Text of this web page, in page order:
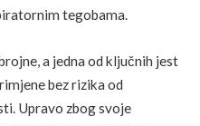
tegobama.
a jedna od ključnih jest
bez rizika od
Upravo zbog svoje